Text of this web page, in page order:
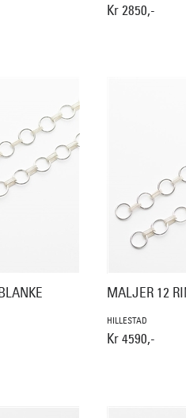
Kr 2850,-
MALJER 12
HILLESTAD
Kr 4590,-